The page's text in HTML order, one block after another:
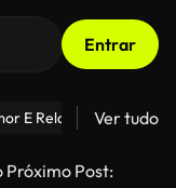
Entrar
E Relacionamentos
Ver tudo
Próximo Post: